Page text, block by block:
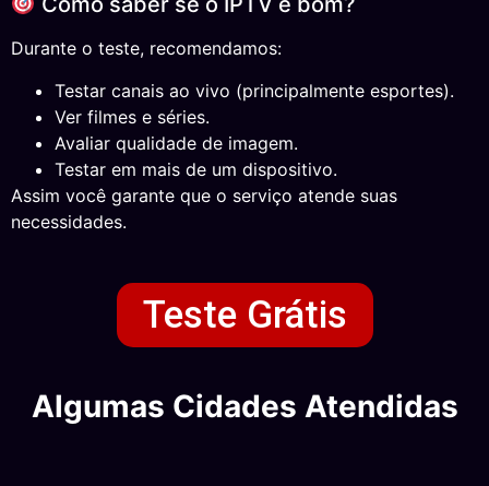
Durante o teste, recomendamos:
Testar canais ao vivo (principalmente esportes).
Ver filmes e séries.
Avaliar qualidade de imagem.
Testar em mais de um dispositivo.
Assim você garante que o serviço atende suas
necessidades.
Teste Grátis
Algumas Cidades Atendidas